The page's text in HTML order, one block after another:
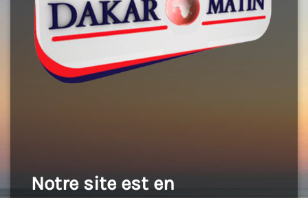
Notre site est en